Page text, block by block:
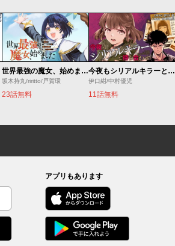
世界最強の魔女、始めました ～私だけ『攻略サイト』を見れる世界で自由に生きます～
坂木持丸/riritto/戸賀環
23話無料
今夜もシリアルキラーと待ち合わせ
伊口紺/中村優児
11話無料
アプリもあります